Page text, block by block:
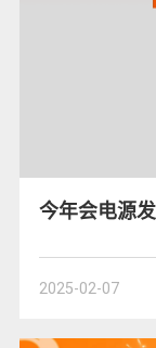
今年会电源
2025-02-07